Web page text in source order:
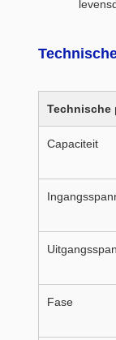
Technische
Capaciteit
Fase